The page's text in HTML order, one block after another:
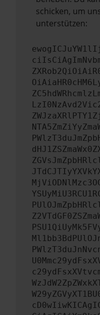
schicken, um
unterstützen: